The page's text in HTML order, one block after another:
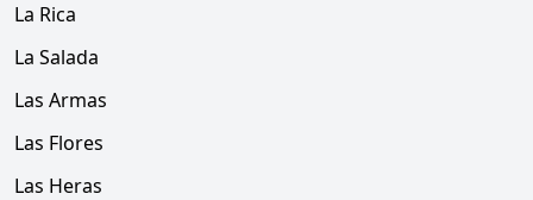
La Rica
La Salada
Las Armas
Las Flores
Las Heras